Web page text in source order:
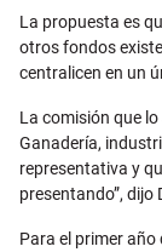
La propuesta es
otros fondos
centralicen en un
La comisión que
Ganadería,
representativa y
presentando”, dijo
Para el primer año